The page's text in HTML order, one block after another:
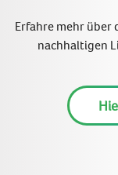
Erfahre mehr über
nachhaltigen